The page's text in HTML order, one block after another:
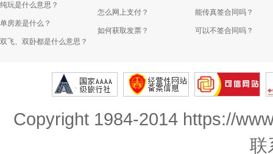
纯玩是什么意思？
单房差是什么？
双飞、双卧都是什么意思？
怎么网上支付？
如何获取发票？
能传真签合同吗？
可以不签合同吗？
Copyright 1984-2014 https://
联